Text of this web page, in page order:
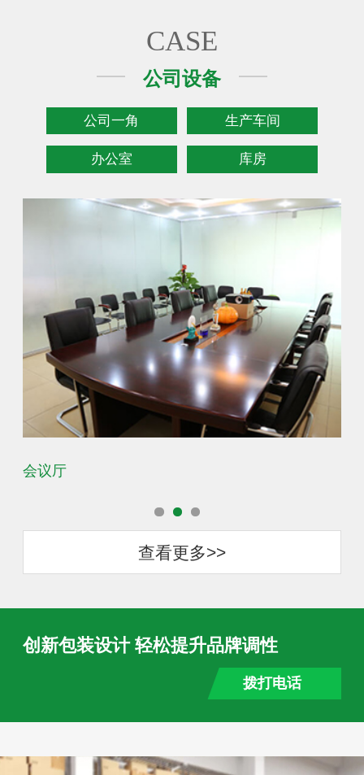
CASE
公司设备
公司一角 生产车间
办公室 库房
会议厅
查看更多>>
创新包装设计 轻松提升品牌调性
拨打电话